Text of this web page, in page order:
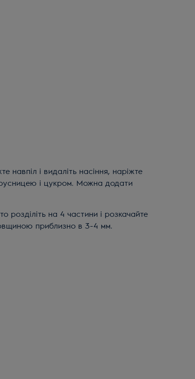
і цукром. Можна додати
розділіть на 4 частини і розкачайте
приблизно в 3-4 мм.